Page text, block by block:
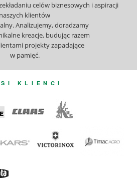
celów biznesowych i aspiracji
naszych klientów
Analizujemy, doradzamy
kreacje, budując razem
projekty zapadające
w pamięć.
KLIENCI